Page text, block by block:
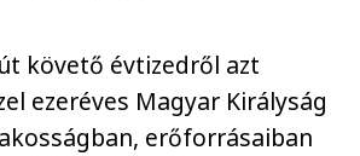
követő évtizedről azt
ezeréves Magyar Királyság
erőforrásaiban